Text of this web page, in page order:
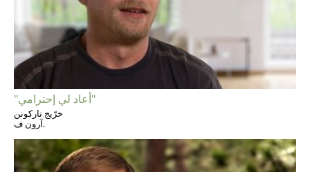
"أعاد لي إحترامي"
خرّيج ناركونن
آرون ف.